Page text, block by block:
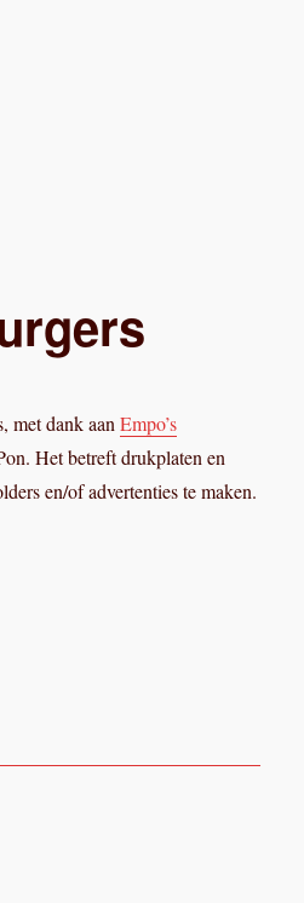
met dank aan Empo’s
Het betreft drukplaten en
en/of advertenties te maken.